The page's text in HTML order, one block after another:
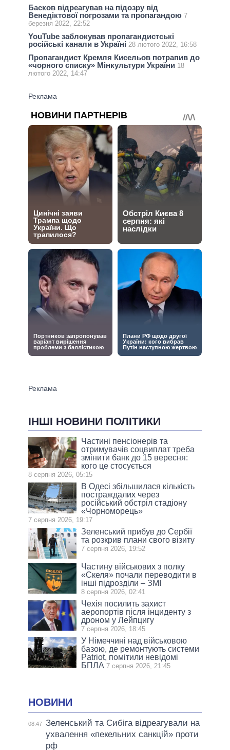
Басков відреагував на підозру від
Венедіктової погрозами та пропагандою 7
березня 2022, 22:52
YouTube заблокував пропагандистські
російські канали в Україні 28 лютого 2022, 16:58
Пропагандист Кремля Кисельов потрапив до
«чорного списку» Мінкультури України 18
лютого 2022, 14:47
ІНШІ НОВИНИ ПОЛІТИКИ
Частині пенсіонерів та
отримувачів соцвиплат треба
змінити банк до 15 вересня:
кого це стосується
8 серпня 2026, 05:15
В Одесі збільшилася кількість
постраждалих через
російський обстріл стадіону
«Чорноморець»
7 серпня 2026, 19:17
Зеленський прибув до Сербії
та розкрив плани свого візиту
7 серпня 2026, 19:52
Частину військових з полку
«Скеля» почали переводити в
інші підрозділи – ЗМІ
8 серпня 2026, 02:41
Чехія посилить захист
аеропортів після інциденту з
дроном у Лейпцигу
7 серпня 2026, 18:45
У Німеччині над військовою
базою, де ремонтують системи
Patriot, помітили невідомі
БПЛА 7 серпня 2026, 21:45
НОВИНИ
08:47 Зеленський та Сибіга відреагували на
ухвалення «пекельних санкцій» проти
рф